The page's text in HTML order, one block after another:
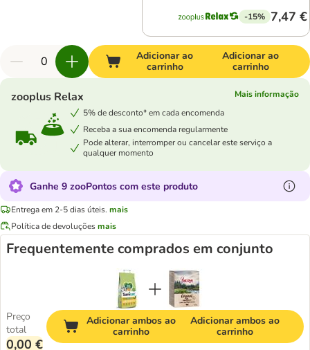
-15% 7,47 €
Adicionar ao
carrinho
Adicionar ao
carrinho
zooplus Relax
Mais informação
5% de desconto* em cada encomenda
Receba a sua encomenda regularmente
Pode alterar, interromper ou cancelar este serviço a
qualquer momento
Ganhe 9 zooPontos com este produto
Entrega em 2-5 dias úteis. mais
Política de devoluçõesmais
Frequentemente comprados em conjunto
Preço
total
0,00 €
Adicionar ambos ao
carrinho
Adicionar ambos ao
carrinho